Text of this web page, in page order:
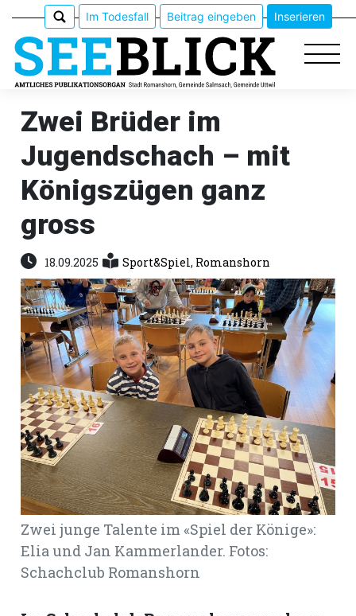
Epaper
Veranstaltungen
Erlebnisführer
App
Romanshorn:
offizielle
Mitteilungen
Im Todesfall Beitrag eingeben Inserieren
Zwei Brüder im
Jugendschach – mit
Königszügen ganz
gross
18.09.2025 Sport&Spiel, Romanshorn
Zwei junge Talente im «Spiel der Könige»:
Elia und Jan Kammerlander. Fotos:
Schachclub Romanshorn